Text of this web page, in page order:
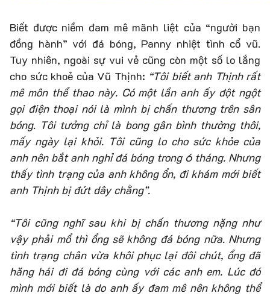
Biết được niềm đam mê mãnh liệt của “người bạn
đồng hành” với đá bóng, Panny nhiệt tình cổ vũ.
Tuy nhiên, ngoài sự vui vẻ cũng còn một số lo lắng
cho sức khoẻ của Vũ Thịnh: “Tôi biết anh Thịnh rất
mê môn thể thao này. Có một lần anh ấy đột ngột
gọi điện thoại nói là mình bị chấn thương trên sân
bóng. Tôi tưởng chỉ là bong gân bình thường thôi,
mấy ngày lại khỏi. Tôi cũng lo cho sức khỏe của
anh nên bắt anh nghỉ đá bóng trong 6 tháng. Nhưng
thấy tình trạng của anh không ổn, đi khám mới biết
anh Thịnh bị đứt dây chằng”.
“Tôi cũng nghĩ sau khi bị chấn thương nặng như
vậy phải mổ thì ổng sẽ không đá bóng nữa. Nhưng
tình trạng chân vừa khôi phục lại đôi chút, ổng đã
hăng hái đi đá bóng cùng với các anh em. Lúc đó
mình mới biết là do anh ấy đam mê nên không thể